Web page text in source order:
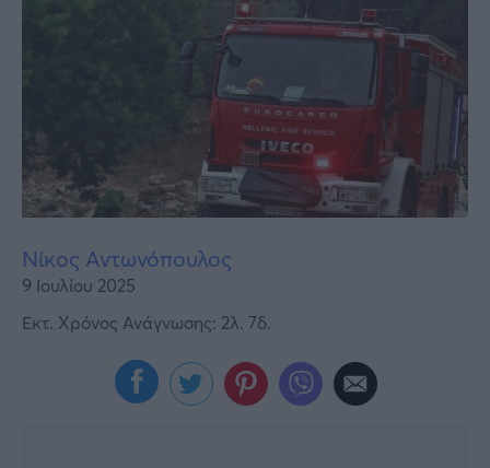
Νίκος Αντωνόπουλος
9 Ιουλίου 2025
Εκτ. Χρόνος Ανάγνωσης: 2λ. 7δ.